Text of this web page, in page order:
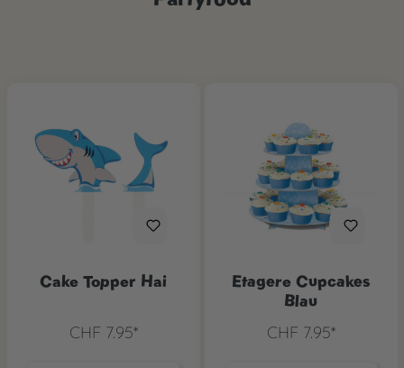
Cake Topper Hai
CHF 7.95*
Etagere Cupcakes
Blau
CHF 7.95*